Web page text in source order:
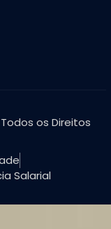
os Direitos
Salarial